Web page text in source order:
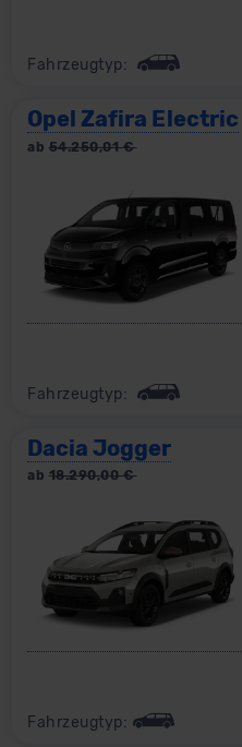
Fahrzeugtyp:
Opel Zafira Electric
ab 54.250,01€
Fahrzeugtyp:
Dacia Jogger
ab 18.290,00€
Fahrzeugtyp: